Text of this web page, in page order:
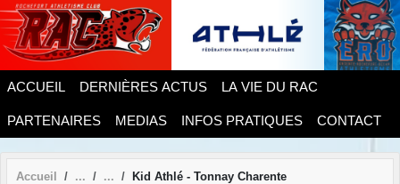
ACCUEIL DERNIÈRES ACTUS LA VIE DU RAC
PARTENAIRES MEDIAS INFOS PRATIQUES CONTACT
Accueil Kid Athlé - Tonnay Charente
Panneau de gestion des cookies